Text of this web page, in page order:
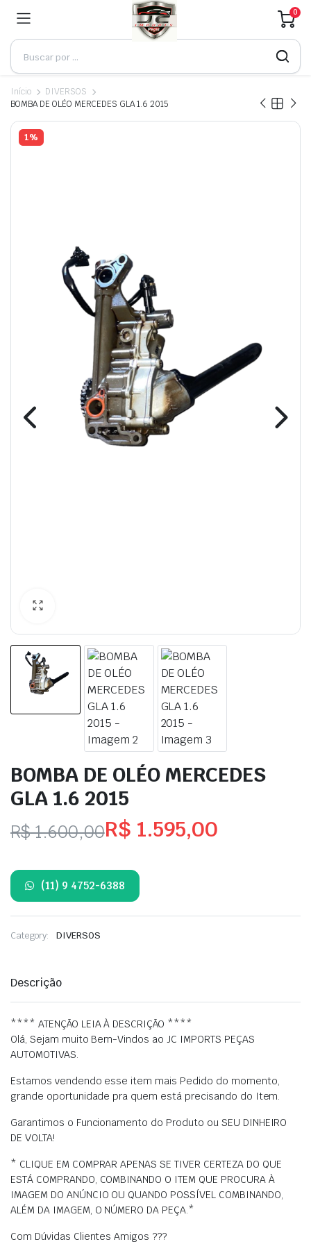
0
Início
DIVERSOS
BOMBA DE OLÉO MERCEDES GLA 1.6 2015
1%
BOMBA DE OLÉO MERCEDES
GLA 1.6 2015
R$1.600,00
preço
original
era:
R$ 1.595,00
preço
atual
é:
(11) 9 4752-6388
Category: DIVERSOS
Descrição
**** ATENÇÃO LEIA À DESCRIÇÃO ****
Olá, Sejam muito Bem-Vindos ao JC IMPORTS PEÇAS
AUTOMOTIVAS.
Estamos vendendo esse item mais Pedido do momento,
grande oportunidade pra quem está precisando do Item.
Garantimos o Funcionamento do Produto ou SEU DINHEIRO
DE VOLTA!
* CLIQUE EM COMPRAR APENAS SE TIVER CERTEZA DO QUE
ESTÁ COMPRANDO, COMBINANDO O ITEM QUE PROCURA À
IMAGEM DO ANÚNCIO OU QUANDO POSSÍVEL COMBINANDO,
ALÉM DA IMAGEM, O NÚMERO DA PEÇA.*
Com Dúvidas Clientes Amigos ???